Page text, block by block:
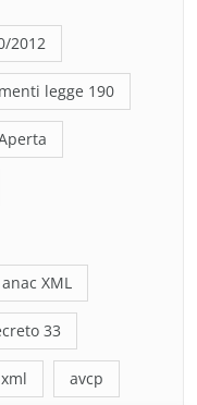
2012
legge 190
anac XML
33
avcp